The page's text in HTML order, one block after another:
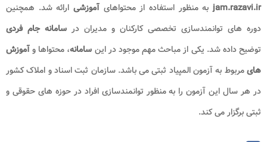
jam.razavi.ir به منظور استفاده از محتواهای آموزشی ارائه شد. همچنین
دوره های توانمندسازی تخصصی کارکنان و مدیران در سامانه جام فردی
توضیح داده شد. یکی از مباحث مهم موجود در این سامانه، محتواها وآموزش
هایمربوط به آزمون المپیاد ثبتی می باشد. سازمان ثبت اسناد و املاک کشور
در هر سال این آزمون را به منظور توانمندسازی افراد در حوزه های حقوقی و
ثبتی برگزار می کند.